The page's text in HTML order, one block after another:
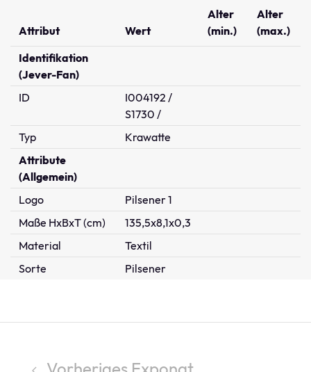
Attribut Wert
Alter
(min.)
Alter
(max.)
Identifikation
(Jever-Fan)
ID
I004192 /
S1730 /
Typ
Krawatte
Attribute
(Allgemein)
Logo
Pilsener 1
Maße HxBxT (cm)
135,5x8,1x0,3
Material
Textil
Sorte
Pilsener